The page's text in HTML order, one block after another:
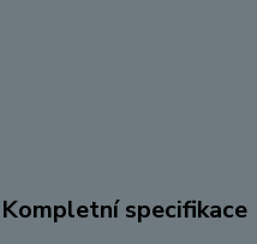
Kompletní specifikace